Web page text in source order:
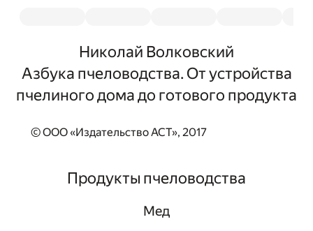
Николай Волковский
Азбука пчеловодства. От устройства
пчелиного дома до готового продукта
© ООО «Издательство АСТ», 2017
Продукты пчеловодства
Мед